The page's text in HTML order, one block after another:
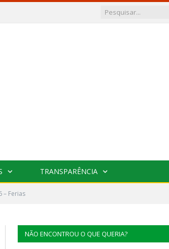
TRANSPARÊNCIA
– Ferias
NÃO ENCONTROU O QUE QUERIA?